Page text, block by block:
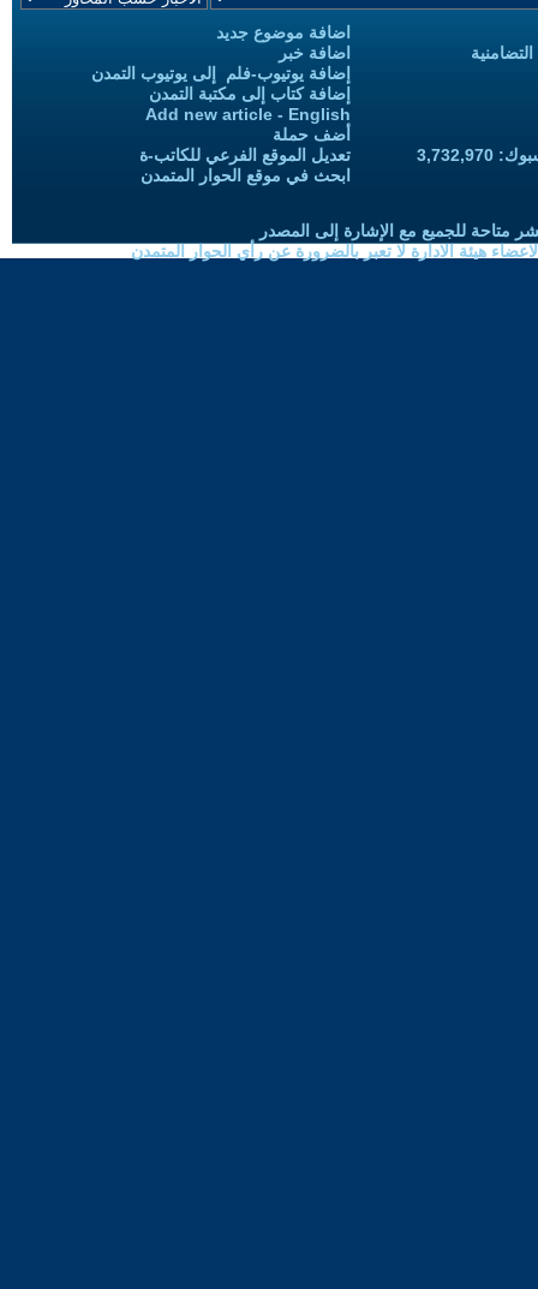
اضافة موضوع جديد
اضافة خبر
إضافة يوتيوب-فلم إلى يوتيوب التمدن
إضافة كتاب إلى مكتبة التمدن
Add new article - English
أضف حملة
تعديل الموقع الفرعي للكاتب-ة
ابحث في موقع الحوار المتمدن
متاحة للجميع مع الإشارة إلى المصدر
هيئة الادارة لا تعبر بالضرورة عن رأي الحوار المتمدن